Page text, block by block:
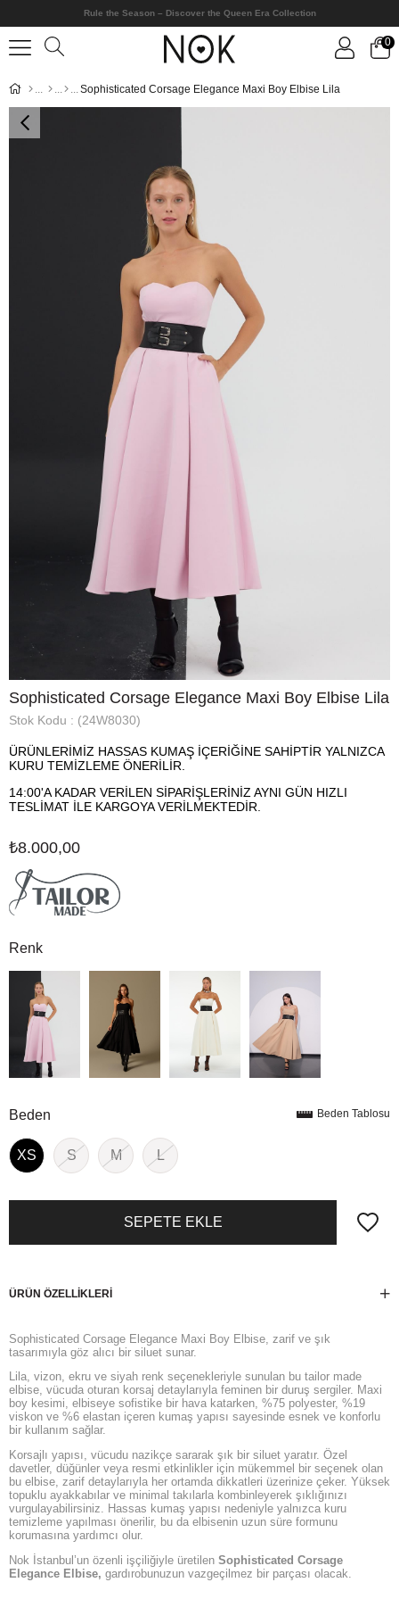
Rule the Season – Discover the Queen Era Collection
0
Sophisticated Corsage Elegance Maxi Boy Elbise Lila
Sophisticated Corsage Elegance Maxi Boy Elbise Lila
Stok Kodu (24W8030)
ÜRÜNLERİMİZ HASSAS KUMAŞ İÇERİĞİNE SAHİPTİR YALNIZCA
KURU TEMİZLEME ÖNERİLİR.
14:00'A KADAR VERİLEN SİPARİŞLERİNİZ AYNI GÜN HIZLI
TESLİMAT İLE KARGOYA VERİLMEKTEDİR.
₺8.000,00
Renk
Beden
XS S M L
Beden Tablosu
ÜRÜN ÖZELLIKLERI
Sophisticated Corsage Elegance Maxi Boy Elbise, zarif ve şık
tasarımıyla göz alıcı bir siluet sunar.
Lila, vizon, ekru ve siyah renk seçenekleriyle sunulan bu tailor made
elbise, vücuda oturan korsaj detaylarıyla feminen bir duruş sergiler. Maxi
boy kesimi, elbiseye sofistike bir hava katarken, %75 polyester, %19
viskon ve %6 elastan içeren kumaş yapısı sayesinde esnek ve konforlu
bir kullanım sağlar.
Korsajlı yapısı, vücudu nazikçe sararak şık bir siluet yaratır. Özel
davetler, düğünler veya resmi etkinlikler için mükemmel bir seçenek olan
bu elbise, zarif detaylarıyla her ortamda dikkatleri üzerinize çeker. Yüksek
topuklu ayakkabılar ve minimal takılarla kombinleyerek şıklığınızı
vurgulayabilirsiniz. Hassas kumaş yapısı nedeniyle yalnızca kuru
temizleme yapılması önerilir, bu da elbisenin uzun süre formunu
korumasına yardımcı olur.
Nok İstanbul’un özenli işçiliğiyle üretilen Sophisticated Corsage
Elegance Elbise, gardırobunuzun vazgeçilmez bir parçası olacak.